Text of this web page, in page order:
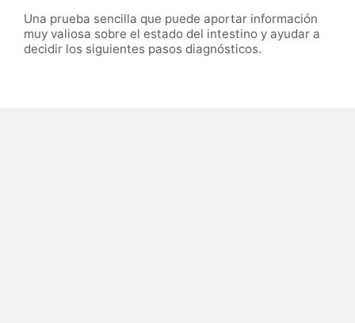
Una prueba sencilla que puede aportar información
muy valiosa sobre el estado del intestino y ayudar a
decidir los siguientes pasos diagnósticos.